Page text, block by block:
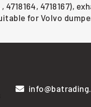
4718167),
for Volvo